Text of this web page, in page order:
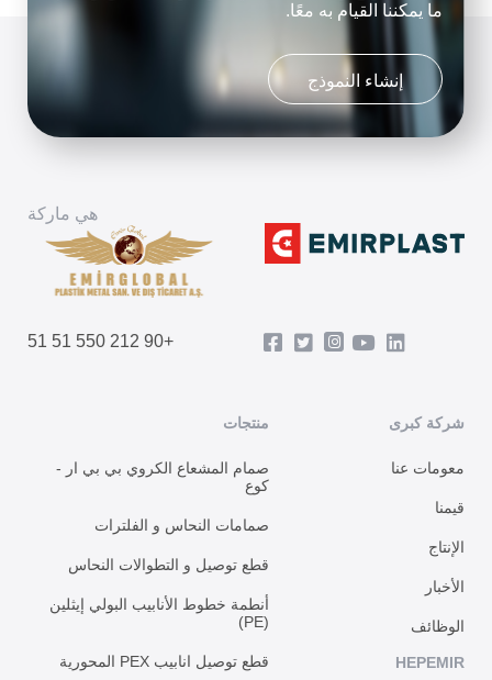
ما يمكننا القيام به معًا.
إنشاء النموذج
هي ماركة
+90 212 550 51 51
شركة كبرى
معومات عنا
قيمنا
الإنتاج
الأخبار
الوظائف
HEPEMIR
منتجات
صمام المشعاع الكروي بي بي ار -
كوع
صمامات النحاس و الفلترات
قطع توصيل و التطوالات النحاس
أنطمة خطوط الأنابيب البولي إيثلين
(PE)
قطع توصيل انابيب PEX المحورية